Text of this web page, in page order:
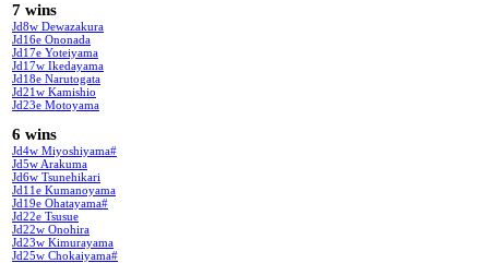
7 wins
Jd8w Dewazakura
Jd16e Ononada
Jd17e Yoteiyama
Jd17w Ikedayama
Jd18e Narutogata
Jd21w Kamishio
Jd23e Motoyama
6 wins
Jd4w Miyoshiyama#
Jd5w Arakuma
Jd6w Tsunehikari
Jd11e Kumanoyama
Jd19e Ohatayama#
Jd22e Tsusue
Jd22w Onohira
Jd23w Kimurayama
Jd25w Chokaiyama#